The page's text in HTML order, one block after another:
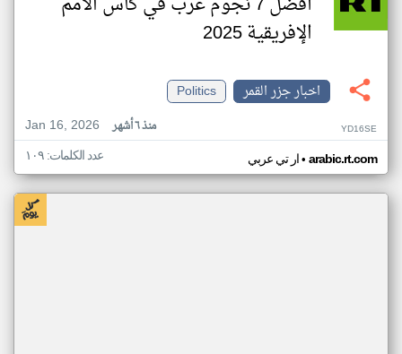
الإفريقية 2025
اخبار جزر القمر
Politics
Jan 16, 2026
منذ ٦ أشهر YD16SE
ار تي عربي• arabic.rt.com عدد الكلمات: ١٠٩